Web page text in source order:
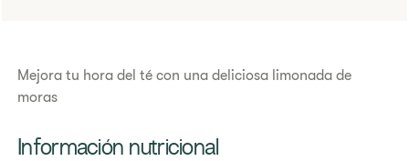
Mejora tu hora del té con una deliciosa limonada de
moras
​​Información nutricional​